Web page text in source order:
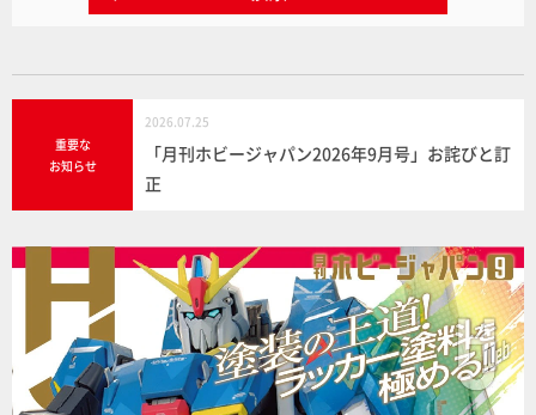
重要な
お知らせ
2026.07.25
「月刊ホビージャパン2026年9月号」お詫びと訂
正